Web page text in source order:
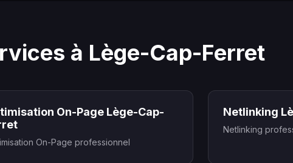
à Lège-Cap-Ferret
On-Page Lège-Cap-
On-Page professionnel
Netlinking
Netlinking